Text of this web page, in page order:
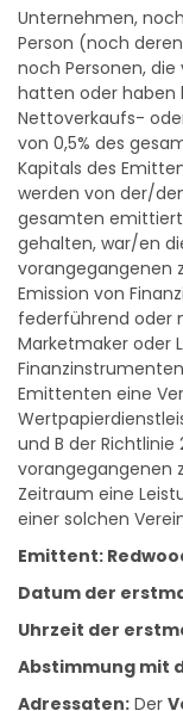
Weder der
Unternehmen,
Person (noch
noch Personen, die
hatten oder haben
Nettoverkaufs-
von 0,5% des
Kapitals des
werden von der/
gesamten
gehalten, war/en
vorangegangenen
Emission von
federführend oder
Marketmaker oder
Emittenten eine
und B der
vorangegangenen
Zeitraum eine